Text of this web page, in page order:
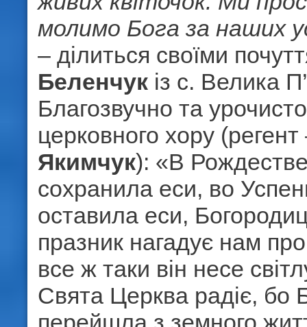
молимо Бога за наших
– ділиться своїми
Беленчук із с. Велика
Благозвучно та
церковного хору
Якимчук): «В
сохранила еси, во
оставила еси,
празник нагадує нам
все ж таки він несе
Свята Церква радіє, бо